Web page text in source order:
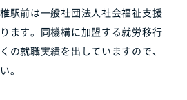
駅前は一般社団法人社会福祉支援
ます。同機構に加盟する就労移行
の就職実績を出していますので、
。